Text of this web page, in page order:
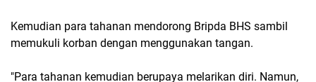
Kemudian para tahanan mendorong Bripda BHS sambil
memukuli korban dengan menggunakan tangan.
"Para tahanan kemudian berupaya melarikan diri. Namun,